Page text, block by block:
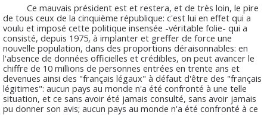
Ce mauvais président est et restera, et de très loin, le pire
de tous ceux de la cinquième république: c'est lui en effet qui a
voulu et imposé cette politique insensée -véritable folie- qui a
consisté, depuis 1975, à implanter et greffer de force une
nouvelle population, dans des proportions déraisonnables: en
l'absence de données officielles et crédibles, on peut avancer le
chiffre de 10 millions de personnes entrées en trente ans et
devenues ainsi des "français légaux" à défaut d'être des "français
légitimes": aucun pays au monde n'a été confronté à une telle
situation, et ce sans avoir été jamais consulté, sans avoir jamais
pu donner son avis; aucun pays au monde n'a été confronté à ce